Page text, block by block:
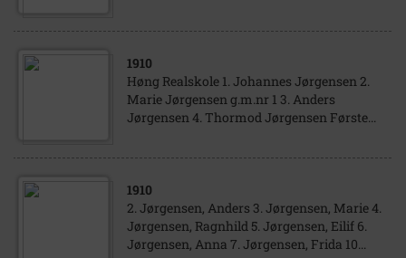
1910
Høng Realskole 1. Johannes Jørgensen 2.
Marie Jørgensen g.m.nr 1 3. Anders
Jørgensen 4. Thormod Jørgensen Første...
1910
2. Jørgensen, Anders 3. Jørgensen, Marie 4.
Jørgensen, Ragnhild 5. Jørgensen, Eilif 6.
Jørgensen, Anna 7. Jørgensen, Frida 10...